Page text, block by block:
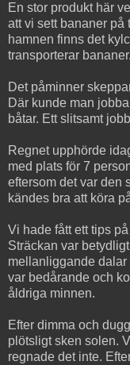
En stor produkt här
att vi sett bananer på
hamnen finns det
transporterar bananer.
Det påminner
Där kunde man
båtar. Ett slitsamt
Regnet upphörde
med plats för 7
eftersom det var den
kändes bra att köra
Vi hade fått ett tips
Sträckan var
mellanliggande dalar
var bedårande och
åldriga minnen.
Efter dimma och
plötsligt sken solen.
regnade det inte.